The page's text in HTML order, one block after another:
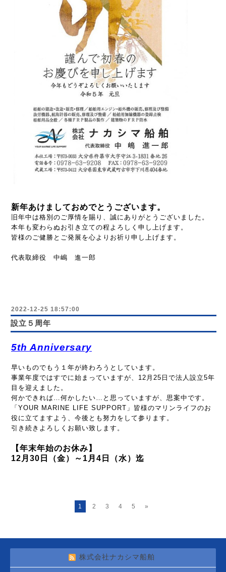
新年あけましておめでとうございます。
旧年中は格別のご厚情を賜り、誠にありがとうございました。
本年も変わらぬお引き立ての程よろしく申し上げます。
皆様のご健勝とご発展を心よりお祈り申し上げます。
代表取締役 中嶋 進一郎
2022-12-25 18:57:00
設立５周年
5th Anniversary
早いものでもう１年が終わろうとしています。
事業年度ではすでに始まっていますが、12月25日で法人設立5年
目を迎えました。
何かできれば…何かしたい…と思っていますが、思案中です。
「YOUR MARINE LIFE SUPPORT」皆様のマリンライフのお
役に立てますよう、今後とも努力をして参ります。
引き続きよろしくお願い致します。
【年末年始のお休み】
12月30日（金）～1月4日（水）迄
1 2 3 4 5 »
株式会社ナカシマ船舶